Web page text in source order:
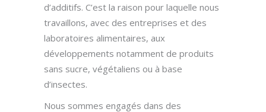
d’additifs. C’est la raison pour laquelle nous
travaillons, avec des entreprises et des
laboratoires alimentaires, aux
développements notamment de produits
sans sucre, végétaliens ou à base
d’insectes.
Nous sommes engagés dans des